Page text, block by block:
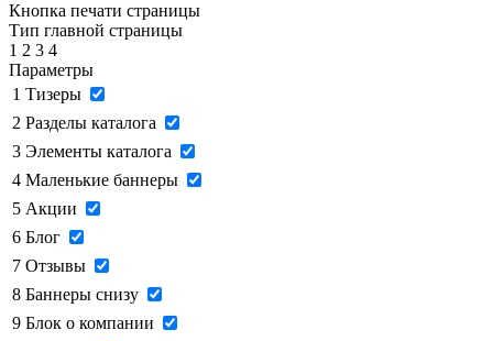
Кнопка печати страницы
Тип главной страницы
1 2 3 4
Параметры
1 Тизеры
2 Разделы каталога
3 Элементы каталога
4 Маленькие баннеры
5 Акции
6 Блог
7 Отзывы
8 Баннеры снизу
9 Блок о компании